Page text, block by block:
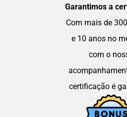
Garantimos a
Com mais de
e 10 anos no
com o
certificação é